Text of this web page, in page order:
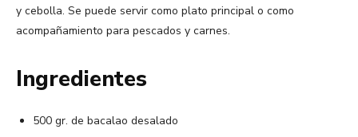
y cebolla. Se puede servir como plato principal o como
acompañamiento para pescados y carnes.
Ingredientes
500 gr. de bacalao desalado